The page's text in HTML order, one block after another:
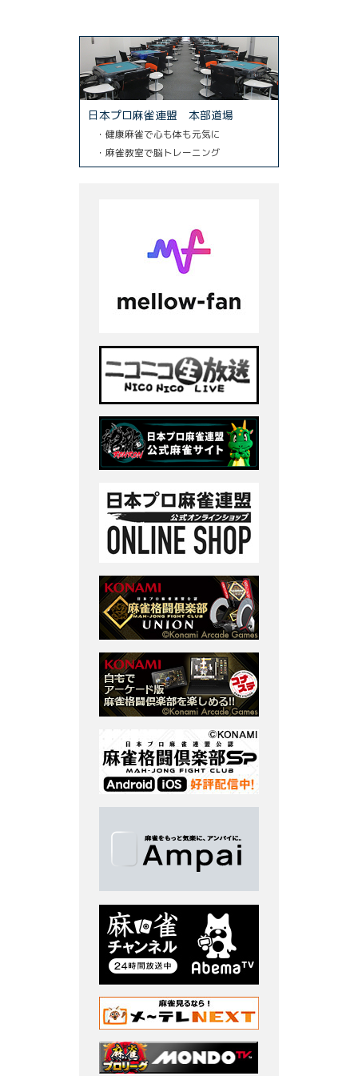
日本プロ麻雀連盟 本部道場
・健康麻雀で心も体も元気に
・麻雀教室で脳トレーニング